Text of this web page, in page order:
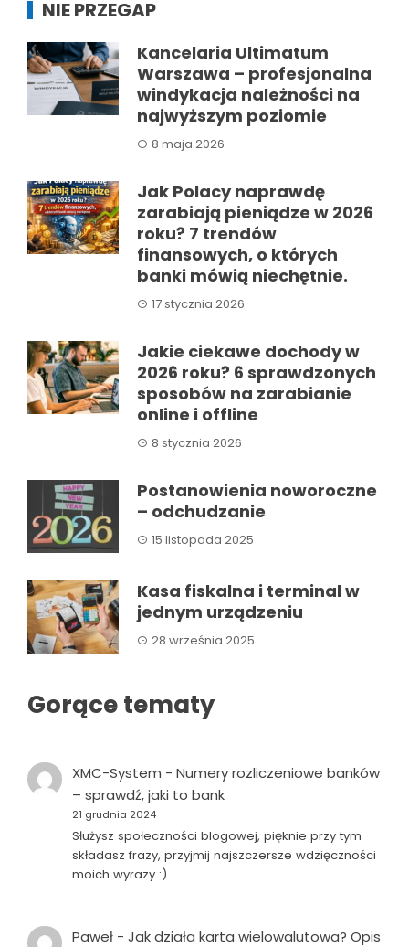
NIE PRZEGAP
Kancelaria Ultimatum
Warszawa – profesjonalna
windykacja należności na
najwyższym poziomie
8 maja 2026
Jak Polacy naprawdę
zarabiają pieniądze w 2026
roku? 7 trendów
finansowych, o których
banki mówią niechętnie.
17 stycznia 2026
Jakie ciekawe dochody w
2026 roku? 6 sprawdzonych
sposobów na zarabianie
online i offline
8 stycznia 2026
Postanowienia noworoczne
– odchudzanie
15 listopada 2025
Kasa fiskalna i terminal w
jednym urządzeniu
28 września 2025
Gorące tematy
XMC-System - Numery rozliczeniowe banków
– sprawdź, jaki to bank
21 grudnia 2024
Służysz społeczności blogowej, pięknie przy tym
składasz frazy, przyjmij najszczersze wdzięczności
moich wyrazy :)
Paweł- Jak działa karta wielowalutowa? Opis